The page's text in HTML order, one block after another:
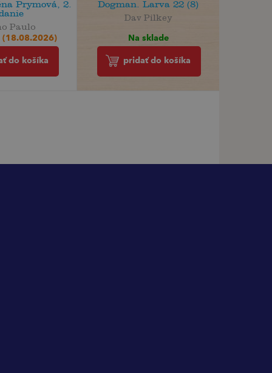
Prymová, 2.
Paulo
(18.08.2026)
do košíka
Dogman. Larva 22 (8)
Dav Pilkey
Na sklade
pridať do košíka